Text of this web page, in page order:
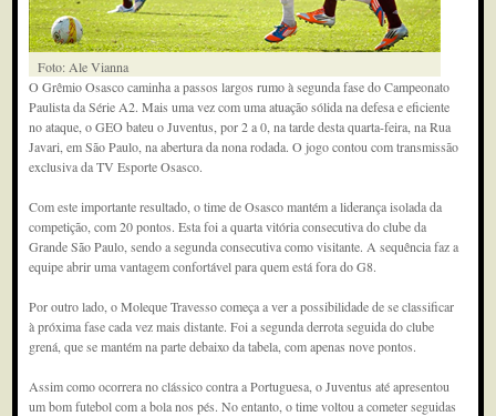
Foto: Ale Vianna
O Grêmio Osasco caminha a passos largos rumo à segunda fase do Campeonato
Paulista da Série A2. Mais uma vez com uma atuação sólida na defesa e eficiente
no ataque, o GEO bateu o Juventus, por 2 a 0, na tarde desta quarta-feira, na Rua
Javari, em São Paulo, na abertura da nona rodada. O jogo contou com transmissão
exclusiva da TV Esporte Osasco.
Com este importante resultado, o time de Osasco mantém a liderança isolada da
competição, com 20 pontos. Esta foi a quarta vitória consecutiva do clube da
Grande São Paulo, sendo a segunda consecutiva como visitante. A sequência faz a
equipe abrir uma vantagem confortável para quem está fora do G8.
Por outro lado, o Moleque Travesso começa a ver a possibilidade de se classificar
à próxima fase cada vez mais distante. Foi a segunda derrota seguida do clube
grená, que se mantém na parte debaixo da tabela, com apenas nove pontos.
Assim como ocorrera no clássico contra a Portuguesa, o Juventus até apresentou
um bom futebol com a bola nos pés. No entanto, o time voltou a cometer seguidas